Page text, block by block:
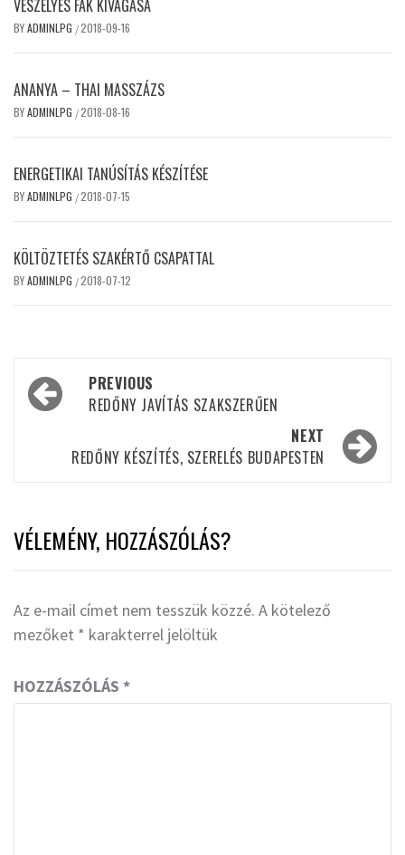
VESZÉLYES FÁK KIVÁGÁSA
BYADMINLPG /2018-09-16
ANANYA – THAI MASSZÁZS
BYADMINLPG /2018-08-16
ENERGETIKAI TANÚSÍTÁS KÉSZÍTÉSE
BYADMINLPG /2018-07-15
KÖLTÖZTETÉS SZAKÉRTŐ CSAPATTAL
BYADMINLPG /2018-07-12
Post
navigation
PREVIOUS
REDŐNY JAVÍTÁS SZAKSZERŰEN
NEXT
REDŐNY KÉSZÍTÉS, SZERELÉS BUDAPESTEN
VÉLEMÉNY, HOZZÁSZÓLÁS?
Az e-mail címet nem tesszük közzé. A kötelező
mezőket * karakterrel jelöltük
HOZZÁSZÓLÁS *